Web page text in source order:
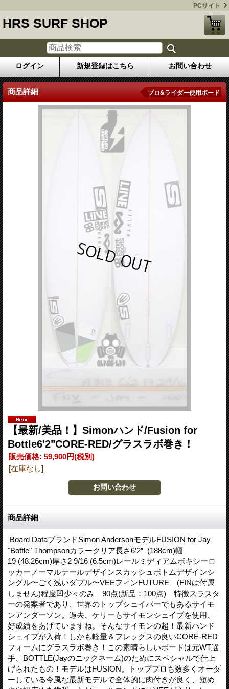
PCサイト
HRS SURF SHOP
ログイン 新規登録はこちら お問い合わせ
商品詳細 プロ&ライダー使用ボード
【最新/美品！】Simonハンド/Fusion for
Bottle6'2"CORE-RED/グラスラボ巻き！
販売価格: 59,900円(税別)
[在庫なし]
商品詳細
Board DataブランドSimon AndersonモデルFUSION for Jay
"Bottle" Thompsonカラークリア長さ6’2” (188cm)幅
19 (48.26cm)厚さ2 9/16 (6.5cm)レールミディアムボキシーロ
ッカーノーマルテールデザインスカッシュボトムデザインシ
ングル〜ごく浅いダブル〜VEEフィンFUTURE (FINは付属
しません)程度凹少々のみ 90点(新品：100点) 特徴スラスタ
ーの発案者であり、世界のトップシェイパーでもあるサイモ
ンアンダーソン。過去、ケリーもサイモンシェイプを使用、
好成績をあげていますね。そんなサイモンの超！最新ハンド
シェイプが入荷！しかも軽量＆フレックスの良いCORE-RED
フォームにグラスラボ巻き！この素晴らしいボードは元WT選
手、BOTTLE(Jayのニックネーム)のためにスペシャルで仕上
げられたもの！モデルはFUSION。トッププロも数多くオーダ
ーしている今風な最新モデルで全体的に肉付きが良く、短め